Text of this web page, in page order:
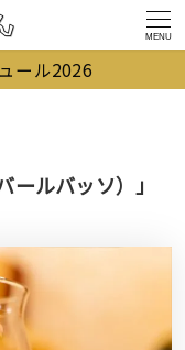
MENU
ール2026
ルバッソ）」